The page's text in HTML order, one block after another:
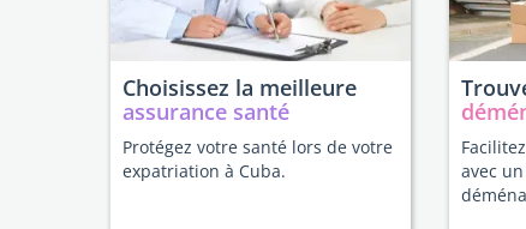
Choisissez la meilleure
assurance santé
Protégez votre santé lors de votre
expatriation à Cuba.
avec